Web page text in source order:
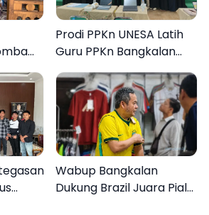
Prodi PPKn UNESA Latih
Guru PPKn Bangkalan
Inovasi Teknologi
Wabup Bangkalan
Dukung Brazil Juara Piala